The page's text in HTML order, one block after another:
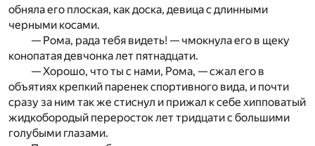
обняла его плоская, как доска, девица с длинными
черными косами.
— Рома, рада тебя видеть! — чмокнула его в щеку
конопатая девчонка лет пятнадцати.
— Хорошо, что ты с нами, Рома, — сжал его в
объятиях крепкий паренек спортивного вида, и почти
сразу за ним так же стиснул и прижал к себе хипповатый
жидкобородый переросток лет тридцати с большими
голубыми глазами.